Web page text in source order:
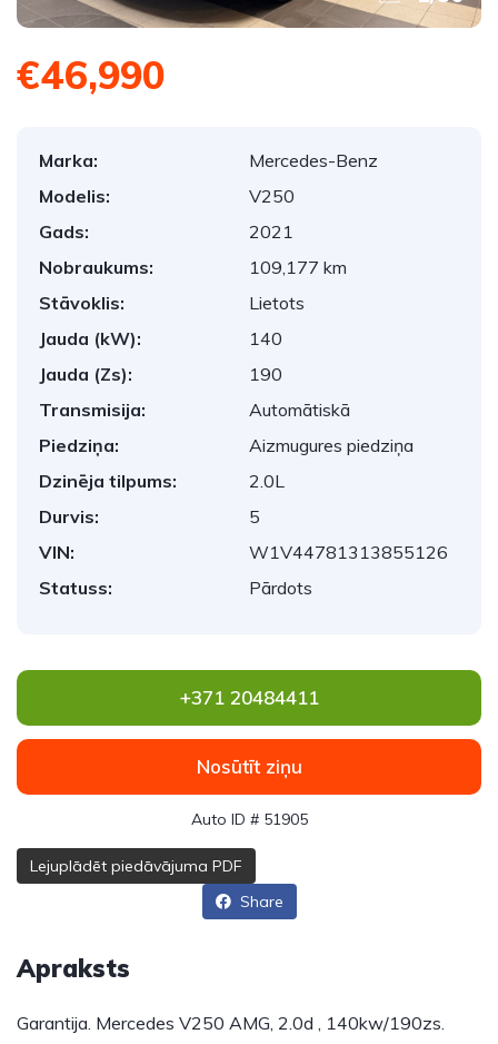
€46,990
Marka:
Mercedes-Benz
Modelis:
V250
Gads:
2021
Nobraukums:
109,177 km
Stāvoklis:
Lietots
Jauda (kW):
140
Jauda (Zs):
190
Transmisija:
Automātiskā
Piedziņa:
Aizmugures piedziņa
Dzinēja tilpums:
2.0L
Durvis:
5
VIN:
W1V44781313855126
Statuss:
Pārdots
+371 20484411
Nosūtīt ziņu
Auto ID # 51905
Lejuplādēt piedāvājuma PDF
Share
Apraksts
Garantija. Mercedes V250 AMG, 2.0d , 140kw/190zs.